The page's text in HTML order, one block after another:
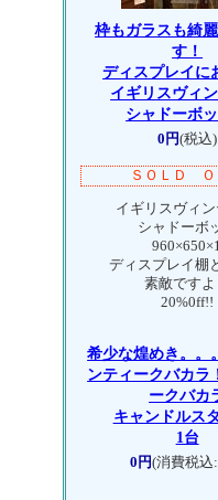
枠もガラスも綺
す！
ディスプレイに
イギリスヴィ
シャドーボ
0円(税込)
ＳＯＬＤ Ｏ
イギリスヴィ
シャドーボ
ディスプレイ棚
素敵です
20%0ff!!
希少な煌めき。。
ンティークバカラ
ークバカ
キャンドルス
1台
0円(消費税込